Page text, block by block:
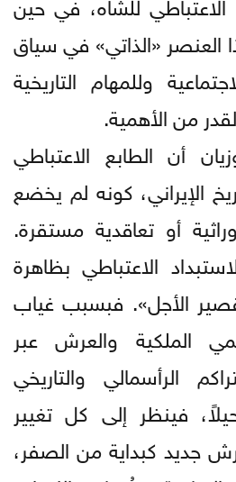
العنصر «الذاتي» في سياق
وللمهام التاريخية
من الأهمية.
أن الطابع الاعتباطي
الإيراني، كونه لم يخضع
أو تعاقدية مستقرة.
الاعتباطي بظاهرة
الأجل». فبسبب غياب
الملكية والعرش عبر
الرأسمالي والتاريخي
فينظر إلى كل تغيير
جديد كبداية من الصفر،